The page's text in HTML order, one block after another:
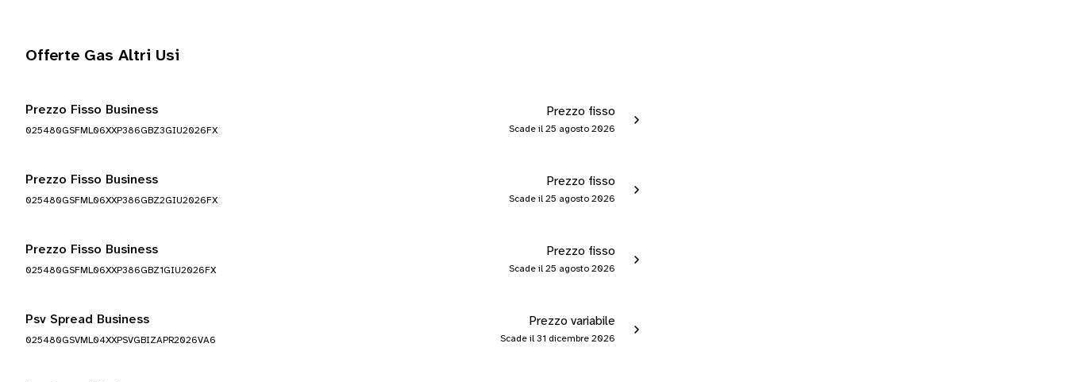
Offerte Gas Altri Usi
Prezzo Fisso Business
025480GSFML06XXP386GBZ3GIU2026FX
Prezzo fisso
Scade il 25 agosto 2026
Prezzo Fisso Business
025480GSFML06XXP386GBZ2GIU2026FX
Prezzo fisso
Scade il 25 agosto 2026
Prezzo Fisso Business
025480GSFML06XXP386GBZ1GIU2026FX
Prezzo fisso
Scade il 25 agosto 2026
Psv Spread Business
025480GSVML04XXPSVGBIZAPR2026VA6
Prezzo variabile
Scade il 31 dicembre 2026